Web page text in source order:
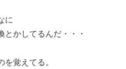
に
とかしてるんだ・・・
覚えてる。